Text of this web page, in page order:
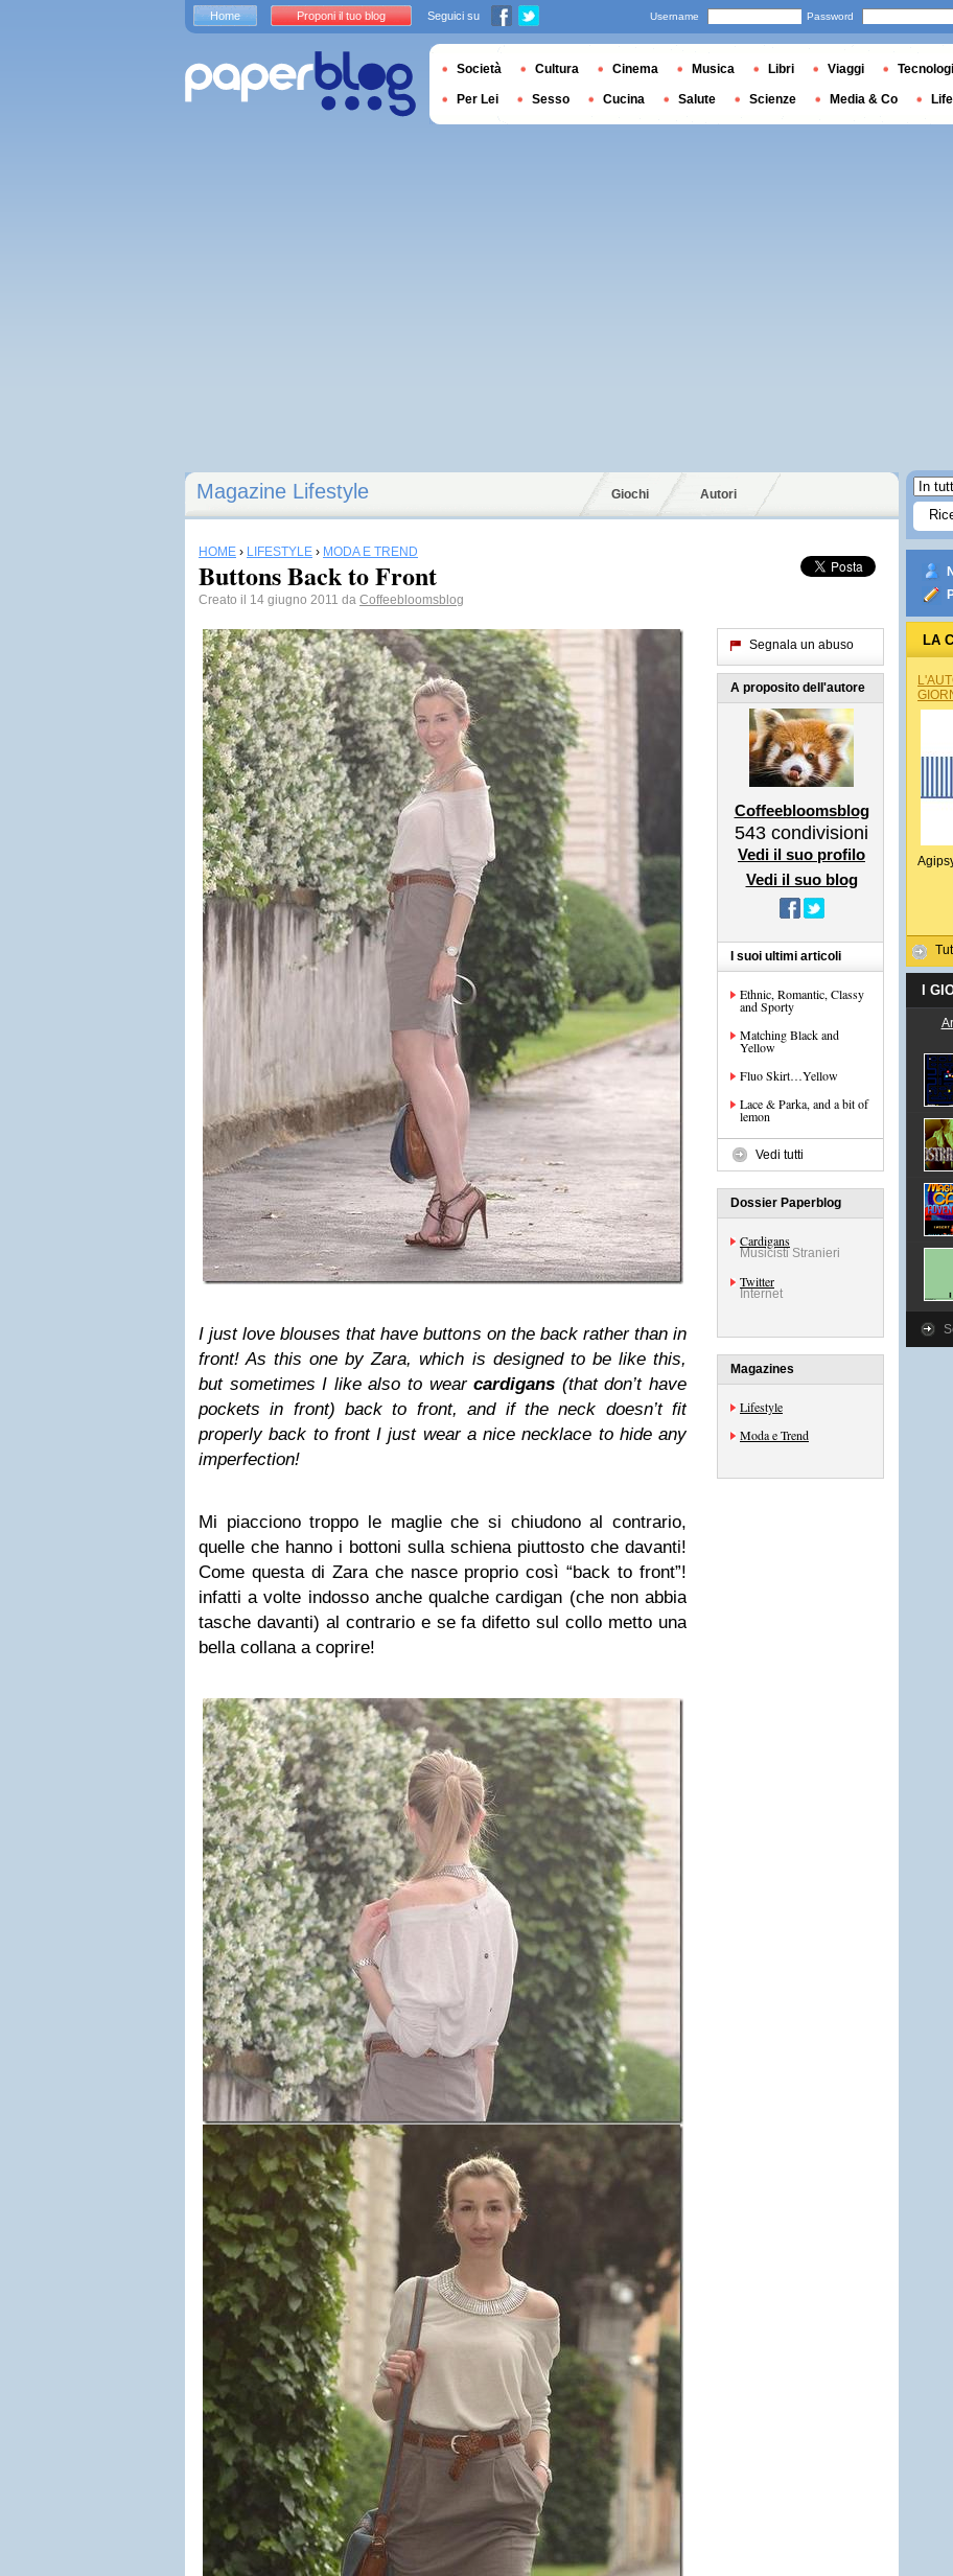
Magazine Lifestyle Giochi Autori
HOME › LIFESTYLE › MODA E TREND
Buttons Back to Front
Creato il 14 giugno 2011 da Coffeebloomsblog
I just love blouses that have buttons on the back rather than in
front! As this one by Zara, which is designed to be like this,
but sometimes I like also to wearcardigans (that don’t have
pockets in front) back to front, and if the neck doesn’t fit
properly back to front I just wear a nice necklace to hide any
imperfection!
Mi piacciono troppo le maglie che si chiudono al contrario,
quelle che hanno i bottoni sulla schiena piuttosto che davanti!
Come questa di Zara che nasce proprio così “back to front”!
infatti a volte indosso anche qualche cardigan (che non abbia
tasche davanti) al contrario e se fa difetto sul collo metto una
bella collana a coprire!
Segnala un abuso
A proposito dell'autore
Coffeebloomsblog
543 condivisioni
Vedi il suo profilo
Vedi il suo blog
I suoi ultimi articoli
Ethnic, Romantic, Classy
and Sporty
Matching Black and
Yellow
Fluo Skirt…Yellow
Lace & Parka, and a bit of
lemon
Vedi tutti
Dossier Paperblog
Cardigans
Musicisti Stranieri
Twitter
Internet
Magazines
Lifestyle
Moda e Trend
LA
I
Home Proponi il tuo blog Seguici su Username Password
Società Cultura Cinema Musica Libri Viaggi
Per Lei Sesso Cucina Salute Scienze Media & Co